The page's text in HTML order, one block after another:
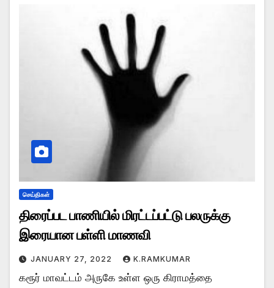
செய்திகள்
திரைப்பட பாணியில் மிரட்டப்பட்டு பலருக்கு
இரையான பள்ளி மாணவி
JANUARY 27, 2022 K.RAMKUMAR
கரூர் மாவட்டம் அருகே உள்ள ஒரு கிராமத்தை